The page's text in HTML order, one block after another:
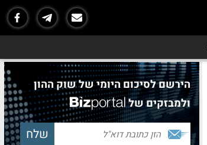
הירשם לסיכום היומי של שוק ההון
ולמבזקים של